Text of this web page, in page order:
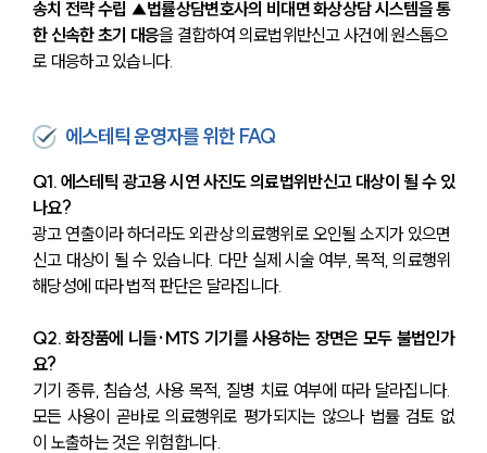
업무사례
법률정보
고객후기
업무분야
분야별
법률상담전문변호사
송치 전략 수립 ▲법률상담변호사의 비대면 화상상담 시스템을 통
한 신속한 초기 대응을 결합하여 의료법위반신고 사건에 원스톱으
로 대응하고 있습니다.
에스테틱 운영자를 위한 FAQ
Q1. 에스테틱 광고용 시연 사진도 의료법위반신고 대상이 될 수 있
나요?
광고 연출이라 하더라도 외관상 의료행위로 오인될 소지가 있으면
신고 대상이 될 수 있습니다. 다만 실제 시술 여부, 목적, 의료행위
해당성에 따라 법적 판단은 달라집니다.
Q2. 화장품에 니들·MTS 기기를 사용하는 장면은 모두 불법인가
요?
기기 종류, 침습성, 사용 목적, 질병 치료 여부에 따라 달라집니다.
모든 사용이 곧바로 의료행위로 평가되지는 않으나 법률 검토 없
이 노출하는 것은 위험합니다.